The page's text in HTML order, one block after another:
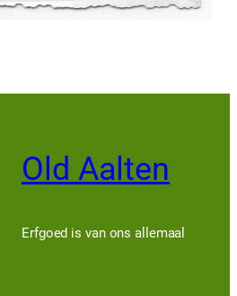
Old Aalten
Erfgoed is van ons allemaal